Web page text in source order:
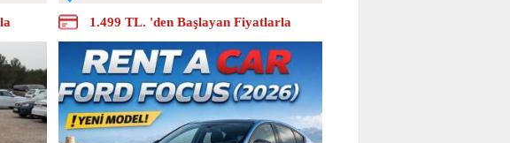
1.499 TL. 'den Başlayan Fiyatlarla